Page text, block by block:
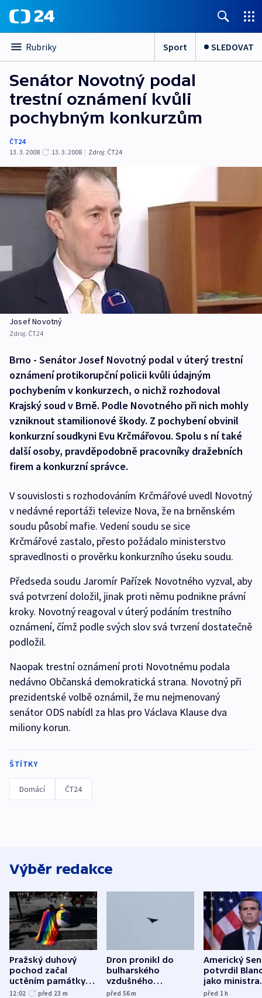
Rubriky Sport SLEDOVAT
Senátor Novotný podal
trestní oznámení kvůli
pochybným konkurzům
ČT24
13. 3. 2008
13. 3. 2008 | Zdroj: ČT24
Josef Novotný
Zdroj: ČT24
Brno - Senátor Josef Novotný podal v úterý trestní
oznámení protikorupční policii kvůli údajným
pochybením v konkurzech, o nichž rozhodoval
Krajský soud v Brně. Podle Novotného při nich mohly
vzniknout stamilionové škody. Z pochybení obvinil
konkurzní soudkyni Evu Krčmářovou. Spolu s ní také
další osoby, pravděpodobně pracovníky dražebních
firem a konkurzní správce.
V souvislosti s rozhodováním Krčmářové uvedl Novotný
v nedávné reportáži televize Nova, že na brněnském
soudu působí mafie. Vedení soudu se sice
Krčmářové zastalo, přesto požádalo ministerstvo
spravedlnosti o prověrku konkurzního úseku soudu.
Předseda soudu Jaromír Pařízek Novotného vyzval, aby
svá potvrzení doložil, jinak proti němu podnikne právní
kroky. Novotný reagoval v úterý podáním trestního
oznámení, čímž podle svých slov svá tvrzení dostatečně
podložil.
Naopak trestní oznámení proti Novotnému podala
nedávno Občanská demokratická strana. Novotný při
prezidentské volbě oznámil, že mu nejmenovaný
senátor ODS nabídl za hlas pro Václava Klause dva
miliony korun.
ŠTÍTKY
Domácí ČT24
Výběr redakce
Pražský duhový
pochod začal
uctěním památky
obětí berlínského
12:02 před 23 m
Dron pronikl do
bulharského
vzdušného
prostoru,
před 56m
Americký
potvrdil
jako ministra
před 1h